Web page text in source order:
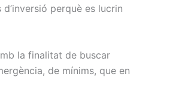
perquè es lucrin
la finalitat de buscar
de mínims, que en